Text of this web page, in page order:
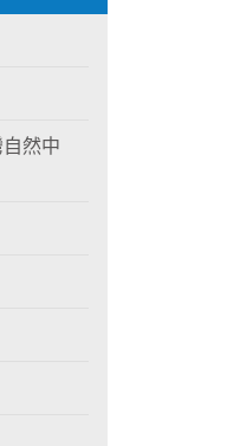
然中